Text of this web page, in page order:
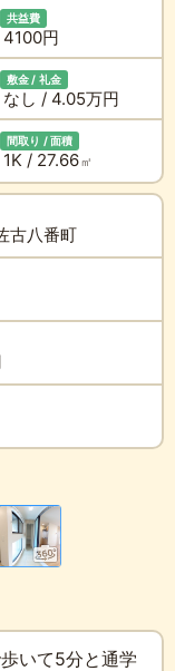
共益費
4100円
敷金 / 礼金
なし / 4.05万円
間取り / 面積
1K / 27.66㎡
古八番町
いて5分と通学